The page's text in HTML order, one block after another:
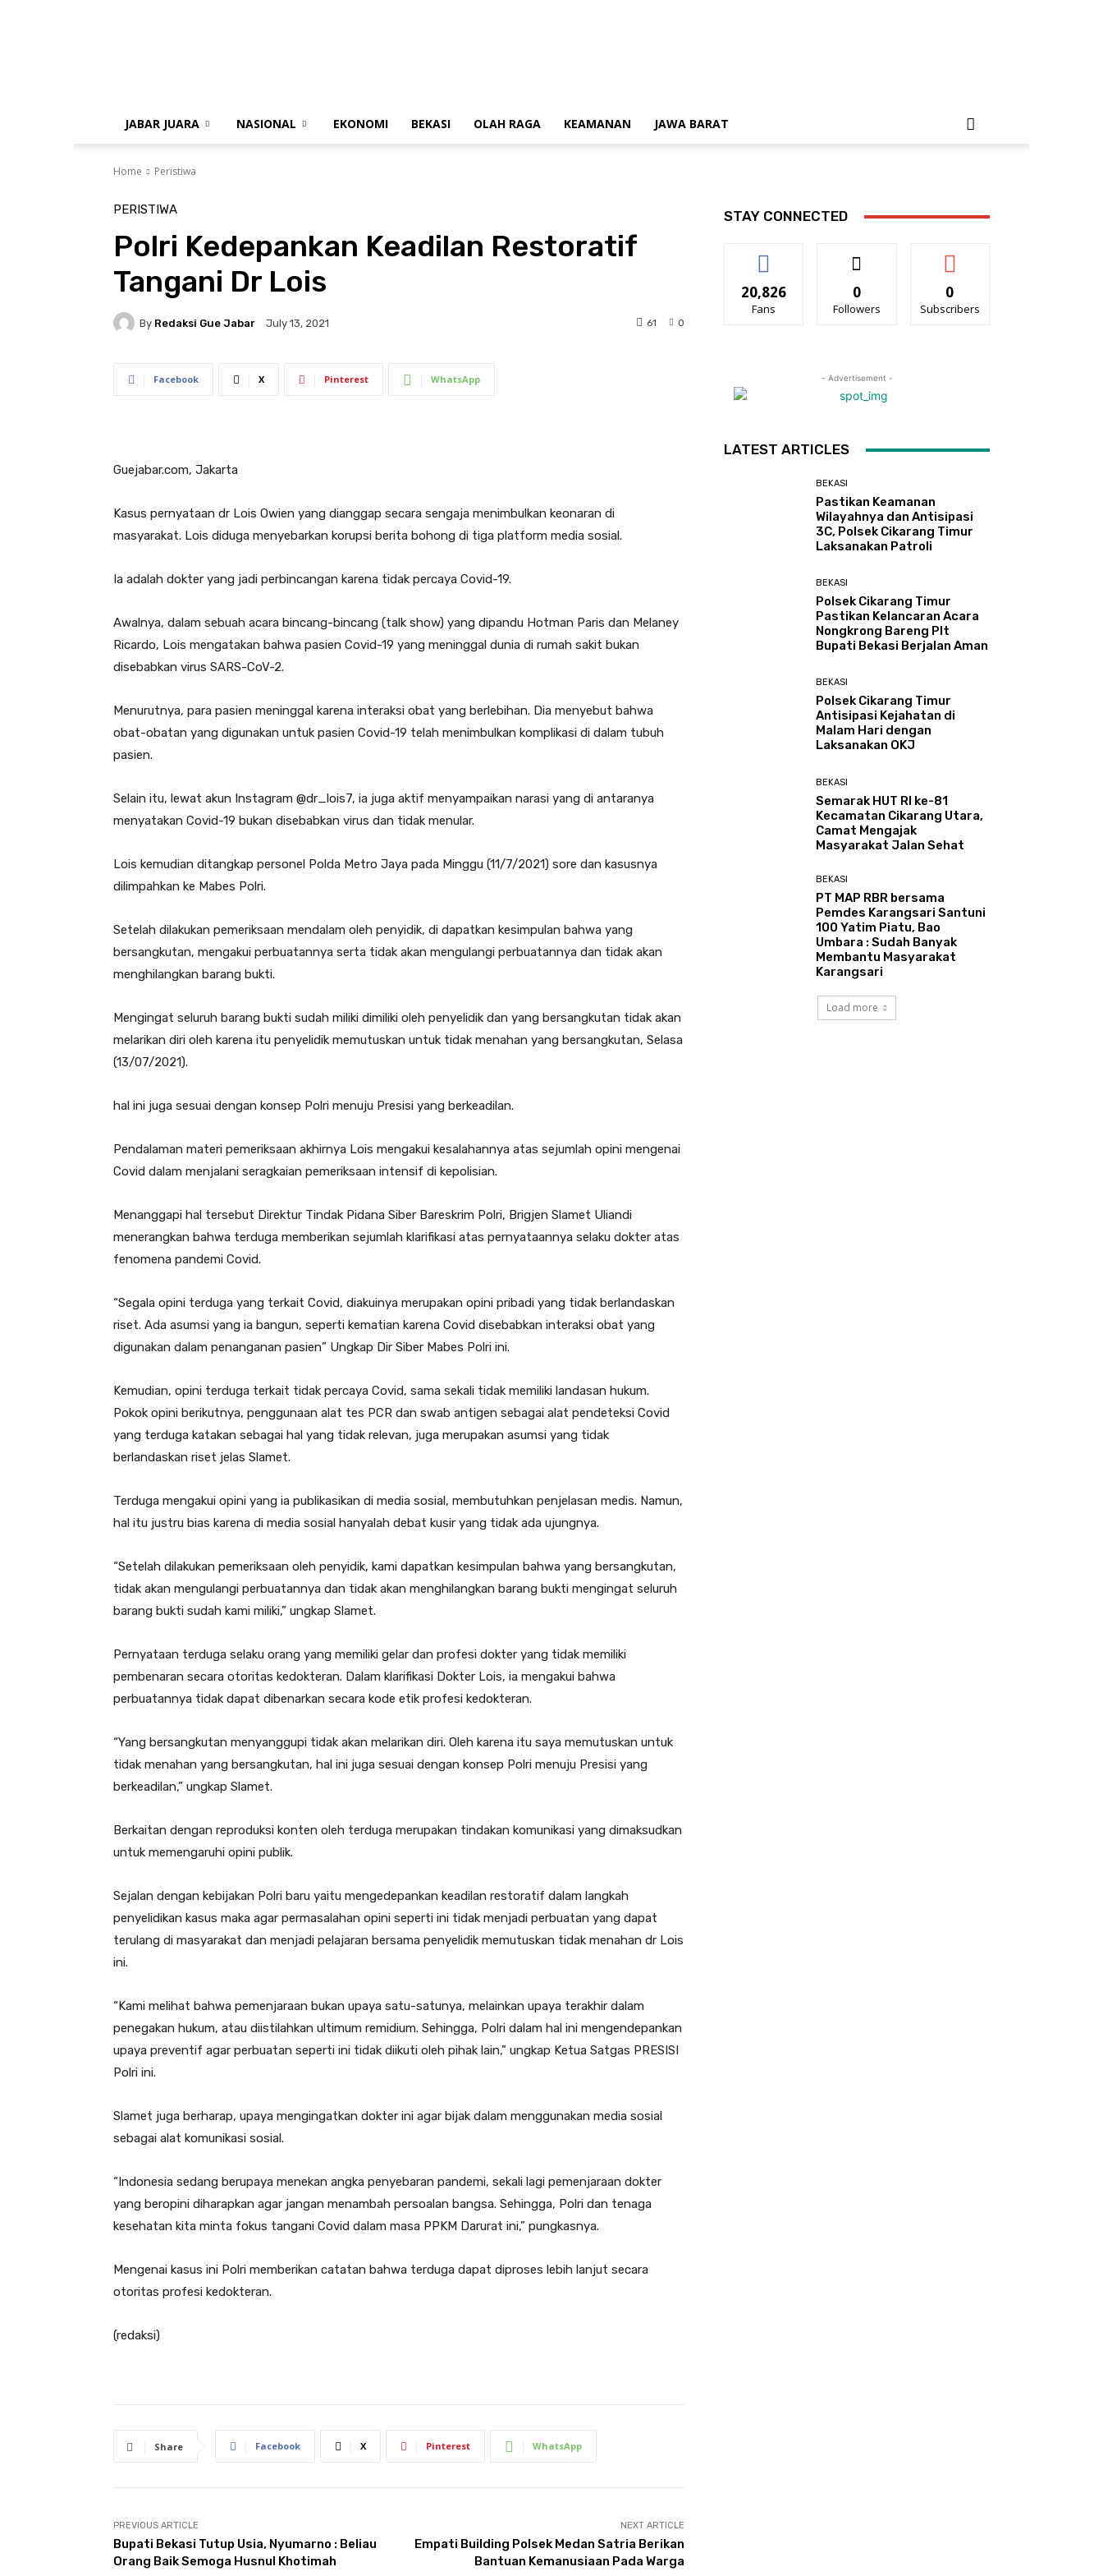
JABAR JUARA NASIONAL EKONOMI BEKASI OLAH RAGA KEAMANAN JAWA BARAT
Home Peristiwa
PERISTIWA
Polri Kedepankan Keadilan Restoratif
Tangani Dr Lois
By Redaksi Gue Jabar July 13, 2021 0
61
Facebook X Pinterest WhatsApp
Guejabar.com, Jakarta
Kasus pernyataan dr Lois Owien yang dianggap secara sengaja menimbulkan keonaran di
masyarakat. Lois diduga menyebarkan korupsi berita bohong di tiga platform media sosial.
Ia adalah dokter yang jadi perbincangan karena tidak percaya Covid-19.
Awalnya, dalam sebuah acara bincang-bincang (talk show) yang dipandu Hotman Paris dan Melaney
Ricardo, Lois mengatakan bahwa pasien Covid-19 yang meninggal dunia di rumah sakit bukan
disebabkan virus SARS-CoV-2.
Menurutnya, para pasien meninggal karena interaksi obat yang berlebihan. Dia menyebut bahwa
obat-obatan yang digunakan untuk pasien Covid-19 telah menimbulkan komplikasi di dalam tubuh
pasien.
Selain itu, lewat akun Instagram @dr_lois7, ia juga aktif menyampaikan narasi yang di antaranya
menyatakan Covid-19 bukan disebabkan virus dan tidak menular.
Lois kemudian ditangkap personel Polda Metro Jaya pada Minggu (11/7/2021) sore dan kasusnya
dilimpahkan ke Mabes Polri.
Setelah dilakukan pemeriksaan mendalam oleh penyidik, di dapatkan kesimpulan bahwa yang
bersangkutan, mengakui perbuatannya serta tidak akan mengulangi perbuatannya dan tidak akan
menghilangkan barang bukti.
Mengingat seluruh barang bukti sudah miliki dimiliki oleh penyelidik dan yang bersangkutan tidak akan
melarikan diri oleh karena itu penyelidik memutuskan untuk tidak menahan yang bersangkutan, Selasa
(13/07/2021).
hal ini juga sesuai dengan konsep Polri menuju Presisi yang berkeadilan.
Pendalaman materi pemeriksaan akhirnya Lois mengakui kesalahannya atas sejumlah opini mengenai
Covid dalam menjalani seragkaian pemeriksaan intensif di kepolisian.
Menanggapi hal tersebut Direktur Tindak Pidana Siber Bareskrim Polri, Brigjen Slamet Uliandi
menerangkan bahwa terduga memberikan sejumlah klarifikasi atas pernyataannya selaku dokter atas
fenomena pandemi Covid.
“Segala opini terduga yang terkait Covid, diakuinya merupakan opini pribadi yang tidak berlandaskan
riset. Ada asumsi yang ia bangun, seperti kematian karena Covid disebabkan interaksi obat yang
digunakan dalam penanganan pasien” Ungkap Dir Siber Mabes Polri ini.
Kemudian, opini terduga terkait tidak percaya Covid, sama sekali tidak memiliki landasan hukum.
Pokok opini berikutnya, penggunaan alat tes PCR dan swab antigen sebagai alat pendeteksi Covid
yang terduga katakan sebagai hal yang tidak relevan, juga merupakan asumsi yang tidak
berlandaskan riset jelas Slamet.
Terduga mengakui opini yang ia publikasikan di media sosial, membutuhkan penjelasan medis. Namun,
hal itu justru bias karena di media sosial hanyalah debat kusir yang tidak ada ujungnya.
“Setelah dilakukan pemeriksaan oleh penyidik, kami dapatkan kesimpulan bahwa yang bersangkutan,
tidak akan mengulangi perbuatannya dan tidak akan menghilangkan barang bukti mengingat seluruh
barang bukti sudah kami miliki,” ungkap Slamet.
Pernyataan terduga selaku orang yang memiliki gelar dan profesi dokter yang tidak memiliki
pembenaran secara otoritas kedokteran. Dalam klarifikasi Dokter Lois, ia mengakui bahwa
perbuatannya tidak dapat dibenarkan secara kode etik profesi kedokteran.
“Yang bersangkutan menyanggupi tidak akan melarikan diri. Oleh karena itu saya memutuskan untuk
tidak menahan yang bersangkutan, hal ini juga sesuai dengan konsep Polri menuju Presisi yang
berkeadilan,” ungkap Slamet.
Berkaitan dengan reproduksi konten oleh terduga merupakan tindakan komunikasi yang dimaksudkan
untuk memengaruhi opini publik.
Sejalan dengan kebijakan Polri baru yaitu mengedepankan keadilan restoratif dalam langkah
penyelidikan kasus maka agar permasalahan opini seperti ini tidak menjadi perbuatan yang dapat
terulang di masyarakat dan menjadi pelajaran bersama penyelidik memutuskan tidak menahan dr Lois
ini.
“Kami melihat bahwa pemenjaraan bukan upaya satu-satunya, melainkan upaya terakhir dalam
penegakan hukum, atau diistilahkan ultimum remidium. Sehingga, Polri dalam hal ini mengendepankan
upaya preventif agar perbuatan seperti ini tidak diikuti oleh pihak lain,” ungkap Ketua Satgas PRESISI
Polri ini.
Slamet juga berharap, upaya mengingatkan dokter ini agar bijak dalam menggunakan media sosial
sebagai alat komunikasi sosial.
“Indonesia sedang berupaya menekan angka penyebaran pandemi, sekali lagi pemenjaraan dokter
yang beropini diharapkan agar jangan menambah persoalan bangsa. Sehingga, Polri dan tenaga
kesehatan kita minta fokus tangani Covid dalam masa PPKM Darurat ini,” pungkasnya.
Mengenai kasus ini Polri memberikan catatan bahwa terduga dapat diproses lebih lanjut secara
otoritas profesi kedokteran.
(redaksi)
Share Facebook X Pinterest WhatsApp
PREVIOUS ARTICLE
Bupati Bekasi Tutup Usia, Nyumarno : Beliau
Orang Baik Semoga Husnul Khotimah
NEXT ARTICLE
Empati Building Polsek Medan Satria Berikan
Bantuan Kemanusiaan Pada Warga
STAY CONNECTED
20,826
Fans
0
Followers
0
Subscribers
- Advertisement -
LATEST ARTICLES
BEKASI
Pastikan Keamanan
Wilayahnya dan Antisipasi
3C, Polsek Cikarang Timur
Laksanakan Patroli
BEKASI
Polsek Cikarang Timur
Pastikan Kelancaran Acara
Nongkrong Bareng Plt
Bupati Bekasi Berjalan Aman
BEKASI
Polsek Cikarang Timur
Antisipasi Kejahatan di
Malam Hari dengan
Laksanakan OKJ
BEKASI
Semarak HUT RI ke-81
Kecamatan Cikarang Utara,
Camat Mengajak
Masyarakat Jalan Sehat
BEKASI
PT MAP RBR bersama
Pemdes Karangsari Santuni
100 Yatim Piatu, Bao
Umbara : Sudah Banyak
Membantu Masyarakat
Karangsari
Load more